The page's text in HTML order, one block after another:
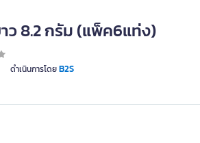
ว 8.2 กรัม (แพ็ค6แท่ง)
ดำเนินการโดยB2S